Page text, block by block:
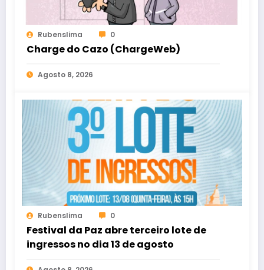
Rubenslima 0
Charge do Cazo (ChargeWeb)
Agosto 8, 2026
Rubenslima 0
Festival da Paz abre terceiro lote de
ingressos no dia 13 de agosto